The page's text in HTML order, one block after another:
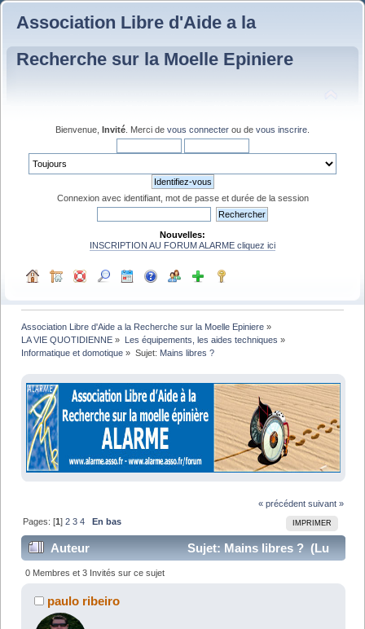
Association Libre d'Aide a la
Recherche sur la Moelle Epiniere
Bienvenue, Invité . Merci de vous connecter ou de vous inscrire
Connexion avec identifiant, mot de passe et durée de la session
Nouvelles:
INSCRIPTION AU FORUM ALARME cliquez ici
Association Libre d'Aide a la Recherche sur la Moelle Epiniere »
LA VIE QUOTIDIENNE » Les équipements, les aides techniques »
Informatique et domotique » Sujet: Mains libres ?
« précédent suivant »
IMPRIMER
Pages: [1]2 3 4 En bas
Auteur
Sujet: Mains libres ? (Lu
131823 fois)
0 Membres et 3 Invités sur ce sujet
paulo ribeiro